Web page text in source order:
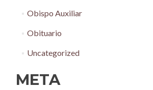
Obispo Auxiliar
Obituario
Uncategorized
META